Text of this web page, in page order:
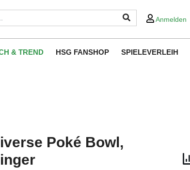
Anmelden
& TREND HSG FANSHOP SPIELEVERLEIH
Poké Bowl,